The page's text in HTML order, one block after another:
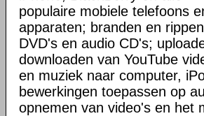
populaire mobiele telefoons
apparaten; branden en
DVD's en audio CD's;
downloaden van YouTube
en muziek naar computer,
bewerkingen toepassen op
opnemen van video's en het